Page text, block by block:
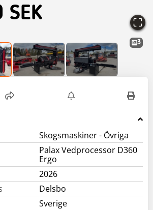
SEK
3
Skogsmaskiner - Övriga
Palax Vedprocessor D360
Ergo
2026
Delsbo
Sverige